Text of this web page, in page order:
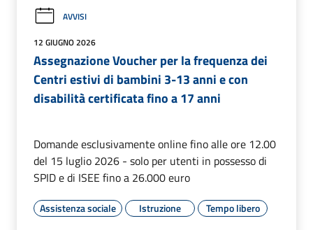
AVVISI
12 GIUGNO 2026
Assegnazione Voucher per la frequenza dei
Centri estivi di bambini 3-13 anni e con
disabilità certificata fino a 17 anni
Domande esclusivamente online fino alle ore 12.00
del 15 luglio 2026 - solo per utenti in possesso di
SPID e di ISEE fino a 26.000 euro
Assistenza sociale Istruzione Tempo libero